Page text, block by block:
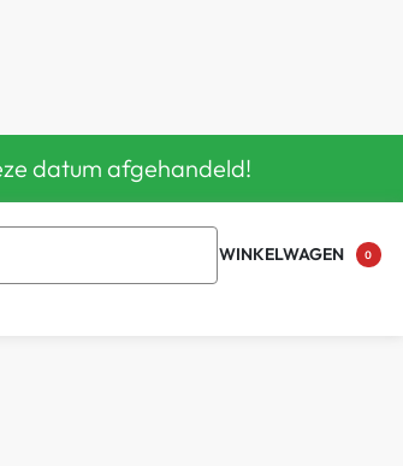
datum afgehandeld!
WINKELWAGEN 0